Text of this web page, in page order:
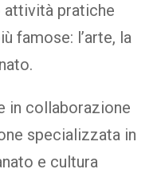
attività pratiche
famose: l’arte, la
in collaborazione
specializzata in
e cultura